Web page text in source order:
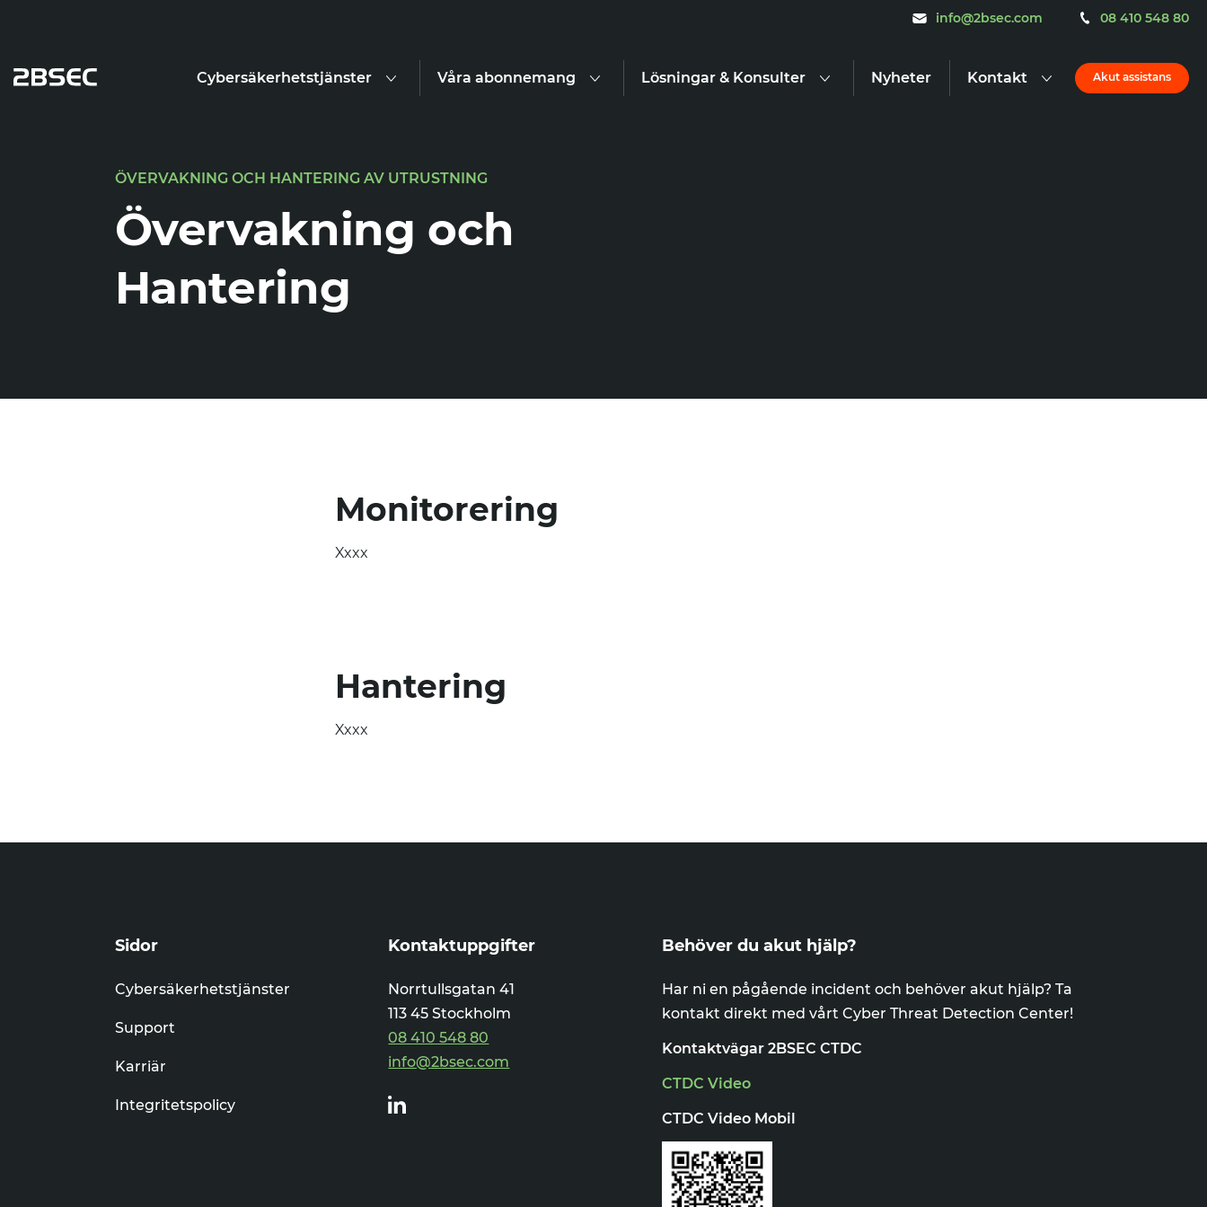
info@2bsec.com 08 410 548 80
Cybersäkerhetstjänster Våra abonnemang Lösningar & Konsulter Nyheter Kontakt Akut assistans
ÖVERVAKNING OCH HANTERING AV UTRUSTNING
Övervakning och
Hantering
Monitorering
Xxxx
Hantering
Xxxx
Sidor
Cybersäkerhetstjänster
Support
Karriär
Integritetspolicy
Kontaktuppgifter
Norrtullsgatan 41
113 45 Stockholm
08 410 548 80
info@2bsec.com
linkedin
Behöver du akut hjälp?
Har ni en pågående incident och behöver akut hjälp? Ta
kontakt direkt med vårt Cyber Threat Detection Center!
Kontaktvägar 2BSEC CTDC
CTDC Video
CTDC Video Mobil